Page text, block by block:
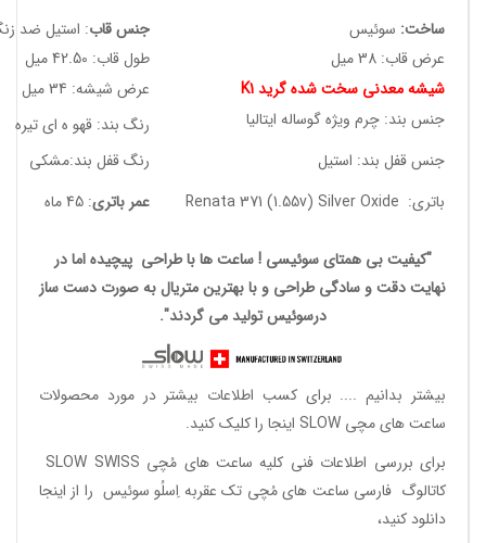
ساخت: سوئیس جنس قاب: استیل ضد
عرض قاب: 38 میل
طول قاب: 42.50 میل
شیشه معدنی سخت شده گرید K1
عرض شیشه: 34 میل
جنس بند: چرم ویژه گوساله ایتالیا
رنگ بند: قهو ه ای تیره
جنس قفل بند: استیل
رنگ قفل بند:مشکی
باتری: Renata 371 (1.55v) Silver Oxide
عمر باتری: 45 ماه
"کیفیت بی همتای سوئیسی ! ساعت ها با طراحی پیچیده اما در
نهایت دقت و سادگی طراحی و با بهترین متریال به صورت دست ساز
درسوئیس تولید می گردند".
بیشتر بدانیم .... برای کسب اطلاعات بیشتر در مورد محصولات
ساعت های مچی SLOW اینجا را کلیک کنید.
برای بررسی اطلاعات فنی کلیه ساعت های مُچی SLOW SWISS
کاتالوگ فارسی ساعت های مُچی تک عقربه اِسلُو سوئیس را از اینجا
دانلود کنید،